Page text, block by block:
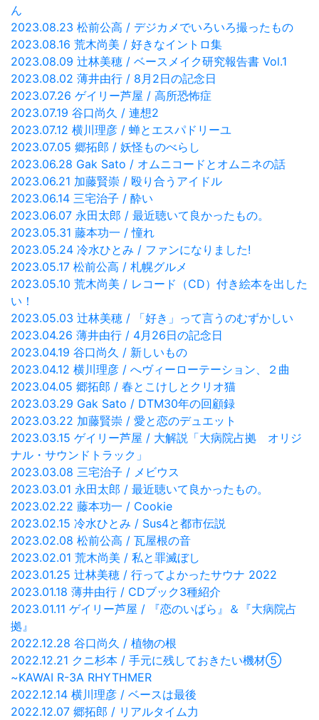
ん
2023.08.23 松前公高 / デジカメでいろいろ撮ったもの
2023.08.16 荒木尚美 / 好きなイントロ集
2023.08.09 辻林美穂 / ベースメイク研究報告書 Vol.1
2023.08.02 薄井由行 / 8月2日の記念日
2023.07.26 ゲイリー芦屋 / 高所恐怖症
2023.07.19 谷口尚久 / 連想2
2023.07.12 横川理彦 / 蝉とエスパドリーユ
2023.07.05 郷拓郎 / 妖怪ものべらし
2023.06.28 Gak Sato / オムニコードとオムニネの話
2023.06.21 加藤賢崇 / 殴り合うアイドル
2023.06.14 三宅治子 / 酔い
2023.06.07 永田太郎 / 最近聴いて良かったもの。
2023.05.31 藤本功一 / 憧れ
2023.05.24 冷水ひとみ / ファンになりました!
2023.05.17 松前公高 / 札幌グルメ
2023.05.10 荒木尚美 / レコード（CD）付き絵本を出した
い！
2023.05.03 辻林美穂 / 「好き」って言うのむずかしい
2023.04.26 薄井由行 / 4月26日の記念日
2023.04.19 谷口尚久 / 新しいもの
2023.04.12 横川理彦 / へヴィーローテーション、２曲
2023.04.05 郷拓郎 / 春とこけしとクリオ猫
2023.03.29 Gak Sato / DTM30年の回顧録
2023.03.22 加藤賢崇 / 愛と恋のデュエット
2023.03.15 ゲイリー芦屋 / 大解説「大病院占拠 オリジ
ナル・サウンドトラック」
2023.03.08 三宅治子 / メビウス
2023.03.01 永田太郎 / 最近聴いて良かったもの。
2023.02.22 藤本功一 / Cookie
2023.02.15 冷水ひとみ / Sus4と都市伝説
2023.02.08 松前公高 / 瓦屋根の音
2023.02.01 荒木尚美 / 私と罪滅ぼし
2023.01.25 辻林美穂 / 行ってよかったサウナ 2022
2023.01.18 薄井由行 / CDブック3種紹介
2023.01.11 ゲイリー芦屋 / 『恋のいばら』＆『大病院占
拠』
2022.12.28 谷口尚久 / 植物の根
2022.12.21 クニ杉本 / 手元に残しておきたい機材⑤
~KAWAI R-3A RHYTHMER
2022.12.14 横川理彦 / ベースは最後
2022.12.07 郷拓郎 / リアルタイム力